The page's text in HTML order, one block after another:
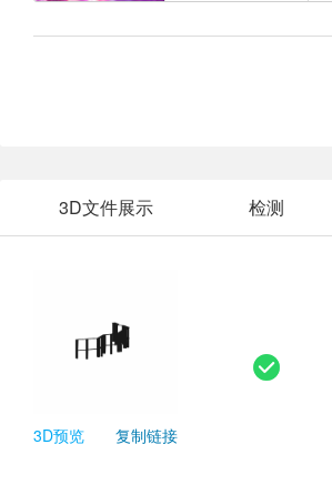
3D文件展示 检测
3D预览 复制链接